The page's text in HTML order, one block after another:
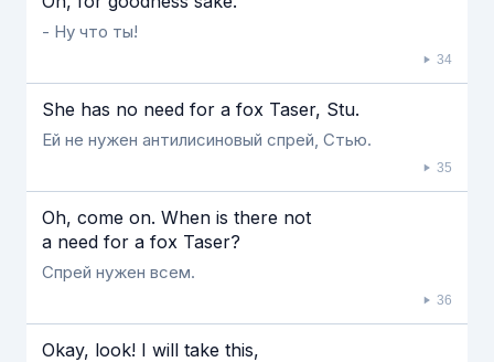
- Ну что ты!
34
She has no need for a fox Taser, Stu.
Ей не нужен антилисиновый спрей, Стью.
35
Oh, come on. When is there not
a need for a fox Taser?
Спрей нужен всем.
36
Okay, look! I will take this,